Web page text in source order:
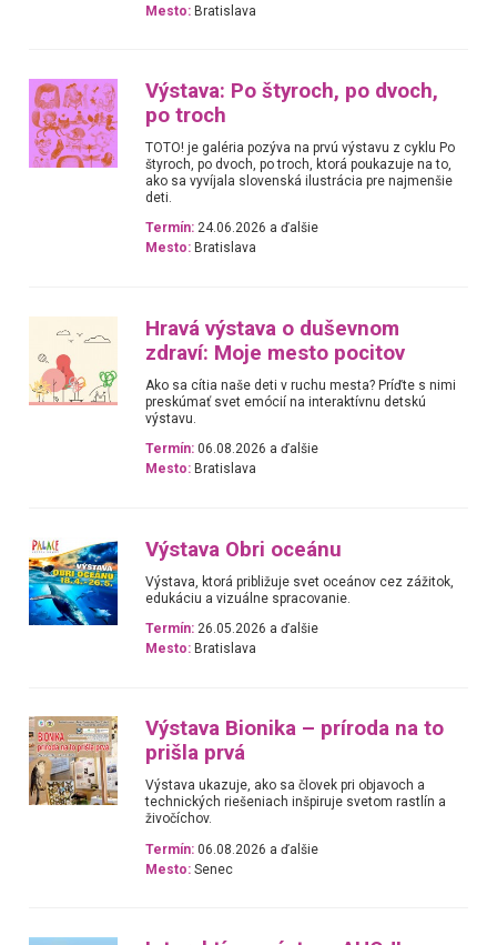
Mesto: Bratislava
Výstava: Po štyroch, po dvoch,
po troch
TOTO! je galéria pozýva na prvú výstavu z cyklu Po
štyroch, po dvoch, po troch, ktorá poukazuje na to,
ako sa vyvíjala slovenská ilustrácia pre najmenšie
deti.
Termín: 24.06.2026 a ďalšie
Mesto: Bratislava
Hravá výstava o duševnom
zdraví: Moje mesto pocitov
Ako sa cítia naše deti v ruchu mesta? Príďte s nimi
preskúmať svet emócií na interaktívnu detskú
výstavu.
Termín: 06.08.2026 a ďalšie
Mesto: Bratislava
Výstava Obri oceánu
Výstava, ktorá približuje svet oceánov cez zážitok,
edukáciu a vizuálne spracovanie.
Termín: 26.05.2026 a ďalšie
Mesto: Bratislava
Výstava Bionika – príroda na to
prišla prvá
Výstava ukazuje, ako sa človek pri objavoch a
technických riešeniach inšpiruje svetom rastlín a
živočíchov.
Termín: 06.08.2026 a ďalšie
Mesto: Senec